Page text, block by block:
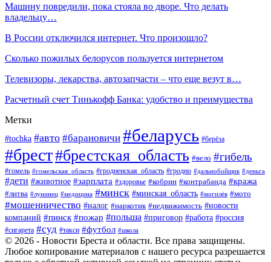
Машину повредили, пока стояла во дворе. Что делать
владельцу…
В России отключился интернет. Что произошло?
Сколько пожилых белорусов пользуется интернетом
Телевизоры, лекарства, автозапчасти – что еще везут в…
Расчетный счет Тинькофф Банка: удобство и преимущества
Метки
#tochka #авто #барановичи #беларусь #берёза
#брест#брестская_область #вело #гибель
#гомель #гомельская_область #гродненская_область #гродно #дальнобойщик #деньга
#дети #животное #зарплата #здоровье #кобрин #контрабанда #кража
#литва #лунинец #медицина #минск #минская_область #могилёв #мото
#мошенничество #налог #наркотик #недвижимость #новости
компаний #пинск #пожар #польша #приговор #работа #россия
#сигарета #суд #такси #футбол #школа
© 2026 - Новости Бреста и области. Все права защищены.
Любое копирование материалов с нашего ресурса разрешается